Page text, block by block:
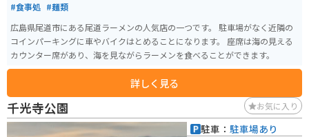
#食事処 #麺類
広島県尾道市にある尾道ラーメンの人気店の一つです。 駐車場がなく近隣の
コインパーキングに車やバイクはとめることになります。 座席は海の見える
カウンター席があり、海を見ながらラーメンを食べることができます。
詳しく見る
千光寺公園 お気に入り
駐車： 駐車場あり